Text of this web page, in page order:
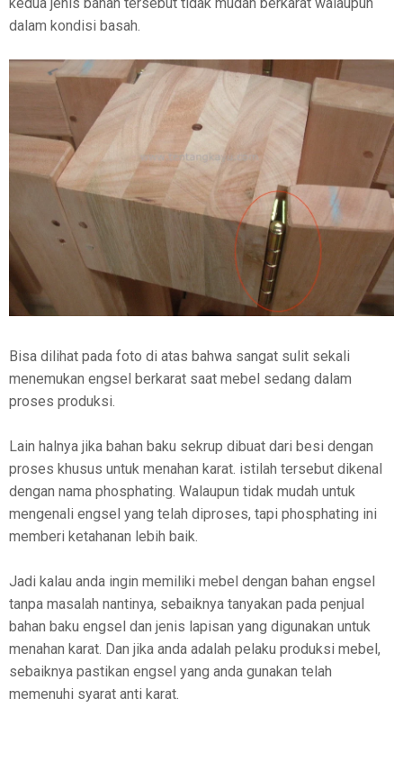
dalam kondisi basah.
Bisa dilihat pada foto di atas bahwa sangat sulit sekali
menemukan engsel berkarat saat mebel sedang dalam
proses produksi.
Lain halnya jika bahan baku sekrup dibuat dari besi dengan
proses khusus untuk menahan karat. istilah tersebut dikenal
dengan nama phosphating. Walaupun tidak mudah untuk
mengenali engsel yang telah diproses, tapi phosphating ini
memberi ketahanan lebih baik.
Jadi kalau anda ingin memiliki mebel dengan bahan engsel
tanpa masalah nantinya, sebaiknya tanyakan pada penjual
bahan baku engsel dan jenis lapisan yang digunakan untuk
menahan karat. Dan jika anda adalah pelaku produksi mebel,
sebaiknya pastikan engsel yang anda gunakan telah
memenuhi syarat anti karat.